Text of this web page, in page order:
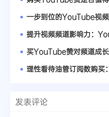
一步到位的YouTube视
提升视频频道影响力：
买YouTube赞对频道成长
理性看待油管订阅数购买
发表评论